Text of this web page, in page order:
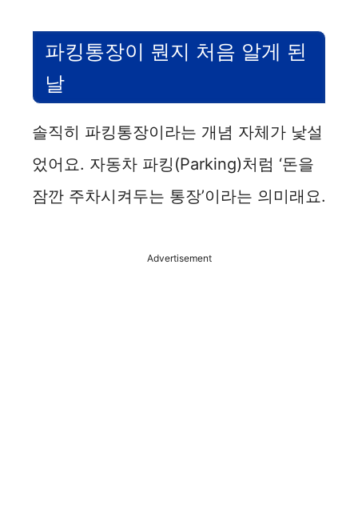
파킹통장이 뭔지 처음 알게 된
날
솔직히 파킹통장이라는 개념 자체가 낯설
었어요. 자동차 파킹(Parking)처럼 ‘돈을
잠깐 주차시켜두는 통장’이라는 의미래요.
Advertisement